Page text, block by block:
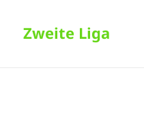
Zweite Liga